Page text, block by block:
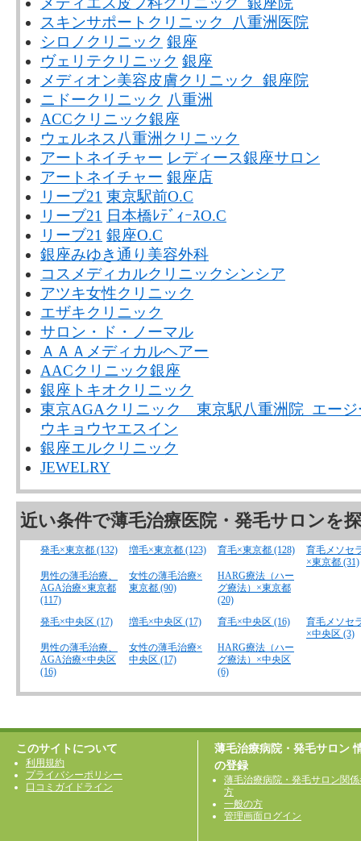
スキンサポートクリニック 八重洲医院
シロノクリニック 銀座
ヴェリテクリニック 銀座
メディオン美容皮膚クリニック 銀座院
ニドークリニック 八重洲
ACCクリニック銀座
ウェルネス八重洲クリニック
アートネイチャー レディース銀座サロン
アートネイチャー 銀座店
リーブ21 東京駅前O.C
リーブ21 日本橋ﾚﾃﾞｨｰｽO.C
リーブ21 銀座O.C
銀座みゆき通り美容外科
コスメディカルクリニックシンシア
アツキ女性クリニック
エザキクリニック
サロン・ド・ノーマル
ＡＡＡメディカルヘアー
AACクリニック銀座
銀座トキオクリニック
東京AGAクリニック 東京駅八重洲院 エー
ウキョウヤエスイン
銀座エルクリニック
JEWELRY
近い条件で薄毛治療医院・発毛サロンを
発毛×東京都 (132) 増毛×東京都 (123) 育毛×東京都 (128)
育毛メソセ
×東京都 (31)
男性の薄毛治療、
AGA治療×東京都
(117)
女性の薄毛治療×
東京都 (90)
HARG療法（ハー
グ療法）×東京都
(20)
発毛×中央区 (17)
増毛×中央区 (17) 育毛×中央区 (16)
育毛メソセ
×中央区 (3)
男性の薄毛治療、
AGA治療×中央区
(16)
女性の薄毛治療×
中央区 (17)
HARG療法（ハー
グ療法）×中央区
(6)
このサイトについて
利用規約
プライバシーポリシー
口コミガイドライン
薄毛治療病院・発毛サロン
の登録
薄毛治療病院・発毛サロン関
方
一般の方
管理画面ログイン